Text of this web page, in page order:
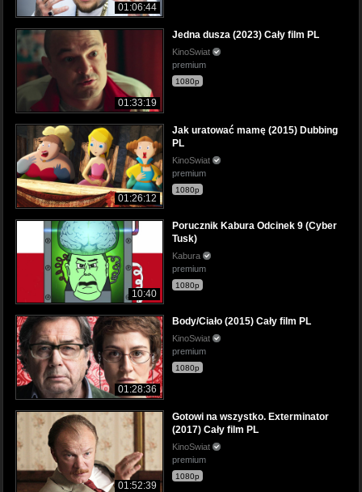
01:06:44
01:33:19
Jedna dusza (2023) Cały film PL
KinoSwiat
premium
1080p
01:26:12
Jak uratować mamę (2015) Dubbing
PL
KinoSwiat
premium
1080p
10:40
Porucznik Kabura Odcinek 9 (Cyber
Tusk)
Kabura
premium
1080p
01:28:36
Body/Ciało (2015) Cały film PL
KinoSwiat
premium
1080p
01:52:39
Gotowi na wszystko. Exterminator
(2017) Cały film PL
KinoSwiat
premium
1080p